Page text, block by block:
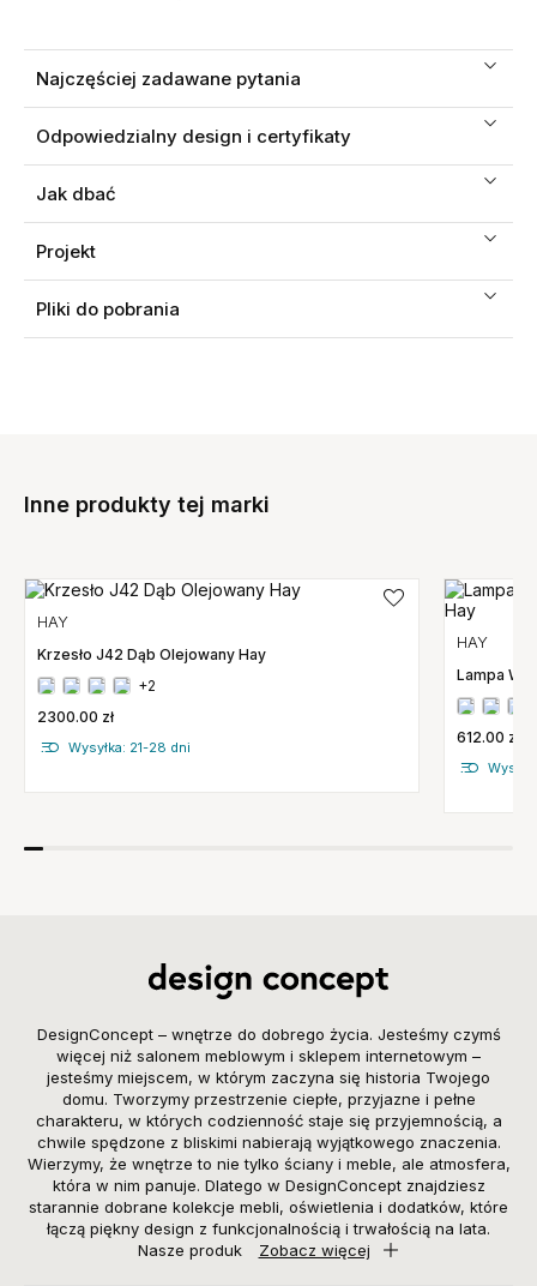
Najczęściej zadawane pytania
Odpowiedzialny design i certyfikaty
Jak dbać
Projekt
Pliki do pobrania
Inne produkty tej marki
HAY
Krzesło J42 Dąb Olejowany Hay
+2
2300.00 zł
Wysyłka: 21-28 dni
HAY
Lampa
612.00 zł
DesignConcept – wnętrze do dobrego życia. Jesteśmy czymś
więcej niż salonem meblowym i sklepem internetowym –
jesteśmy miejscem, w którym zaczyna się historia Twojego
domu. Tworzymy przestrzenie ciepłe, przyjazne i pełne
charakteru, w których codzienność staje się przyjemnością, a
chwile spędzone z bliskimi nabierają wyjątkowego znaczenia.
Wierzymy, że wnętrze to nie tylko ściany i meble, ale atmosfera,
która w nim panuje. Dlatego w DesignConcept znajdziesz
starannie dobrane kolekcje mebli, oświetlenia i dodatków, które
łączą piękny design z funkcjonalnością i trwałością na lata.
Nasze produk
Zobacz więcej